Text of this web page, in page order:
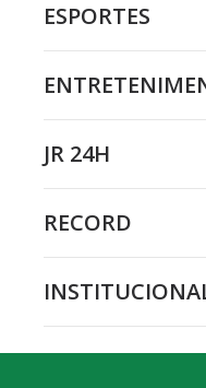
ESPORTES
JR 24H
RECORD